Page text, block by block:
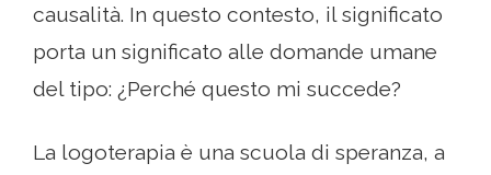
causalità. In questo contesto, il significato
porta un significato alle domande umane
del tipo: ¿Perché questo mi succede?
La logoterapia è una scuola di speranza, a